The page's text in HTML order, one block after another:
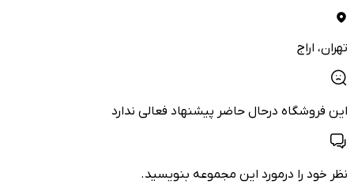
تهران، اراج
این فروشگاه درحال حاضر پیشنهاد فعالی ندارد
نظر خود را درمورد این مجموعه بنویسید.